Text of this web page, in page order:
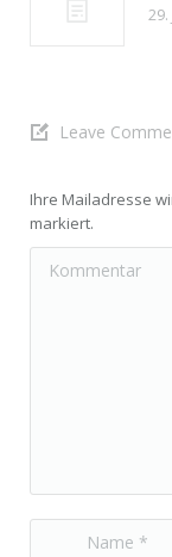
29.
Leave
Ihre Mailadresse
markiert.
Kommentar
Name *